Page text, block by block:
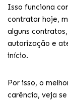
Isso funciona
contratar hoje,
alguns
autorização e
início.
Por isso, o
carência, veja